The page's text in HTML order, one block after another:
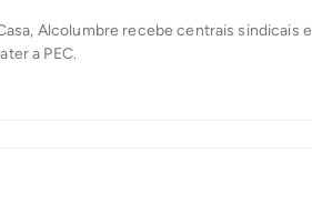
Alcolumbre recebe centrais sindicais e
a PEC.